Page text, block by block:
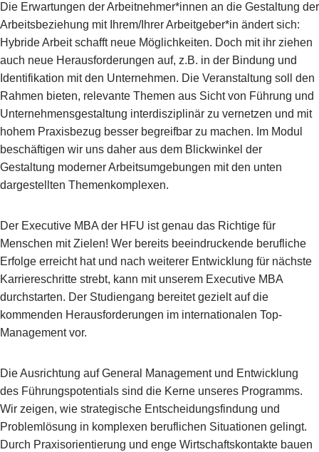
Die Erwartungen der Arbeitnehmer*innen an die Gestaltung der
Arbeitsbeziehung mit Ihrem/Ihrer Arbeitgeber*in ändert sich:
Hybride Arbeit schafft neue Möglichkeiten. Doch mit ihr ziehen
auch neue Herausforderungen auf, z.B. in der Bindung und
Identifikation mit den Unternehmen. Die Veranstaltung soll den
Rahmen bieten, relevante Themen aus Sicht von Führung und
Unternehmensgestaltung interdisziplinär zu vernetzen und mit
hohem Praxisbezug besser begreifbar zu machen. Im Modul
beschäftigen wir uns daher aus dem Blickwinkel der
Gestaltung moderner Arbeitsumgebungen mit den unten
dargestellten Themenkomplexen.
Der Executive MBA der HFU ist genau das Richtige für
Menschen mit Zielen! Wer bereits beeindruckende berufliche
Erfolge erreicht hat und nach weiterer Entwicklung für nächste
Karriereschritte strebt, kann mit unserem Executive MBA
durchstarten. Der Studiengang bereitet gezielt auf die
kommenden Herausforderungen im internationalen Top-
Management vor.
Die Ausrichtung auf General Management und Entwicklung
des Führungspotentials sind die Kerne unseres Programms.
Wir zeigen, wie strategische Entscheidungsfindung und
Problemlösung in komplexen beruflichen Situationen gelingt.
Durch Praxisorientierung und enge Wirtschaftskontakte bauen